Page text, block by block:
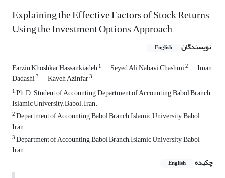
Explaining the Effective Factors of Stock Returns
Using the Investment Options Approach
نویسندگان English
Farzin Khoshkar Hassankiadeh1 Seyed Ali Nabavi Chashmi2 Iman
Dadashi3 Kaveh Azinfar3
1Ph.D. Student of Accounting, Department of Accounting, Babol Branch,
Islamic University, Babol , Iran.
2Department of Accounting, Babol Branch, Islamic University, Babol ,
Iran.
3Department of Accounting, Babol Branch, Islamic University, Babol ,
Iran.
چکیده
English